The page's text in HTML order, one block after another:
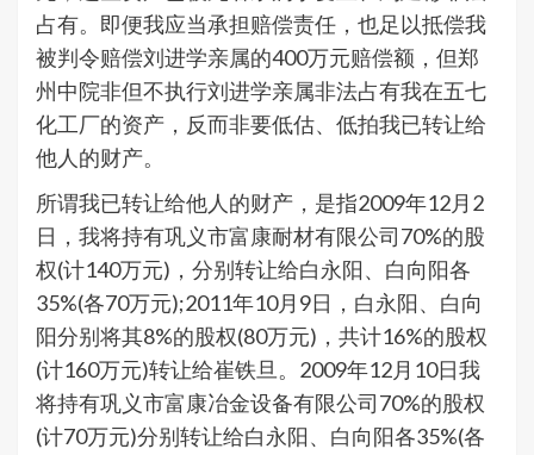
占有。即便我应当承担赔偿责任，也足以抵偿我
被判令赔偿刘进学亲属的400万元赔偿额，但郑
州中院非但不执行刘进学亲属非法占有我在五七
化工厂的资产，反而非要低估、低拍我已转让给
他人的财产。
所谓我已转让给他人的财产，是指2009年12月2
日，我将持有巩义市富康耐材有限公司70%的股
权(计140万元)，分别转让给白永阳、白向阳各
35%(各70万元);2011年10月9日，白永阳、白向
阳分别将其8%的股权(80万元)，共计16%的股权
(计160万元)转让给崔铁旦。2009年12月10日我
将持有巩义市富康冶金设备有限公司70%的股权
(计70万元)分别转让给白永阳、白向阳各35%(各